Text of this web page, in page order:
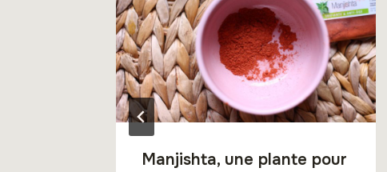
Manjishta, une plante pour